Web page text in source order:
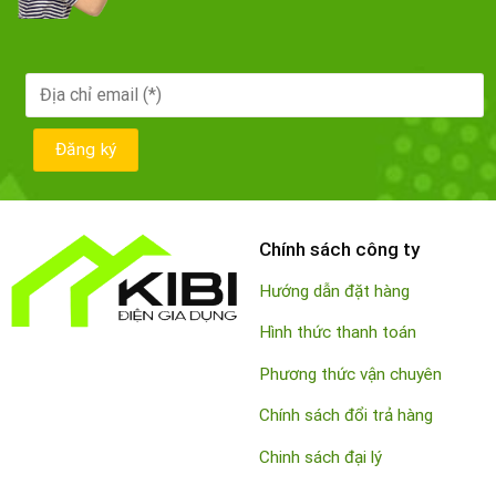
Chính sách công ty
Hướng dẫn đặt hàng
Hình thức thanh toán
Phương thức vận chuyên
Chính sách đổi trả hàng
Chinh sách đại lý